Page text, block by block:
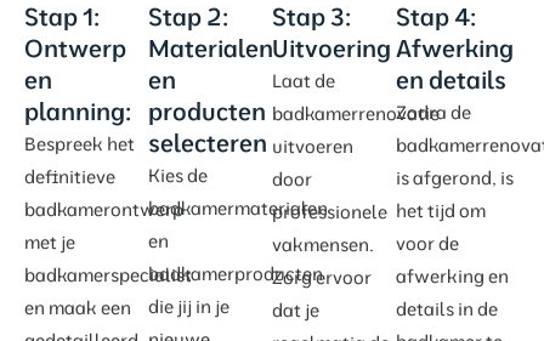
Stap 1:
Ontwerp
en
planning:
Bespreek het
definitieve
badkamerontwerp
met je
badkamerspecialist
en maak een
Stap 2:
Materialen
en
producten
selecteren
Kies de
badkamermaterialen
en
badkamerproducten
die jij in je
Stap 3:
Uitvoering
Laat de
badkamerrenovatie
uitvoeren
door
professionele
vakmensen.
Zorg ervoor
dat je
Stap 4:
Afwerking
en details
Zodra de
is afgerond, is
het tijd om
voor de
afwerking en
details in de